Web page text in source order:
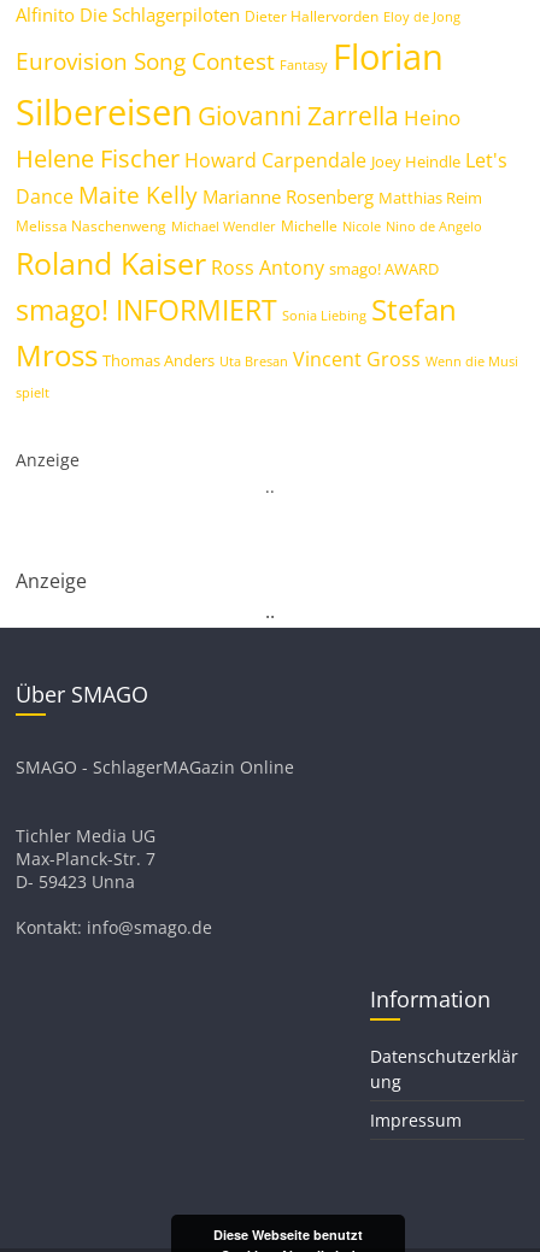
Alfinito Die Schlagerpiloten Dieter Hallervorden Eloy de Jong
Eurovision Song Contest Fantasy Florian
Silbereisen Giovanni Zarrella Heino
Helene Fischer Howard Carpendale Joey Heindle Let's
Dance Maite Kelly Marianne Rosenberg Matthias Reim
Melissa Naschenweng Michael Wendler Michelle Nicole Nino de Angelo
Roland Kaiser Ross Antony smago! AWARD
smago! INFORMIERT Sonia Liebing Stefan
Mross Thomas Anders Uta Bresan Vincent Gross Wenn die Musi
spielt
Anzeige
..
Anzeige
..
Über SMAGO
SMAGO - SchlagerMAGazin Online
Tichler Media UG
Max-Planck-Str. 7
D- 59423 Unna
Kontakt: info@smago.de
Information
Datenschutzerklär
ung
Impressum
Diese Webseite benutzt